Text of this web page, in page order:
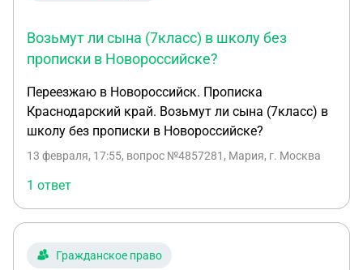
Возьмут ли сына (7класс) в школу без
прописки в Новороссийске?
Переезжаю в Новороссийск. Прописка
Краснодарский край. Возьмут ли сына (7класс) в
школу без прописки в Новороссийске?
13 февраля, 17:55, вопрос №4857281, Мария, г. Москва
1 ответ
Гражданское право